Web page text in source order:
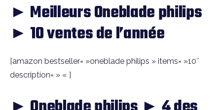
► Meilleurs Oneblade philips
► 10 ventes de l’année
[amazon bestseller= »oneblade philips » items= »10″
description= » « ]